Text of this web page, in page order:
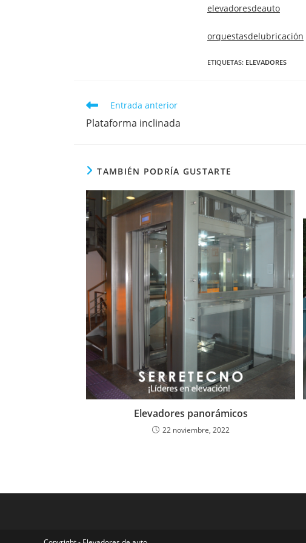
elevadoresdeauto
orquestasdelubricación
ETIQUETAS: ELEVADORES
Entrada anterior
Plataforma inclinada
TAMBIÉN PODRÍA GUSTARTE
Elevadores panorámicos
22 noviembre, 2022